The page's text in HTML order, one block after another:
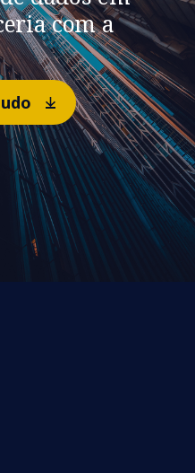
com a